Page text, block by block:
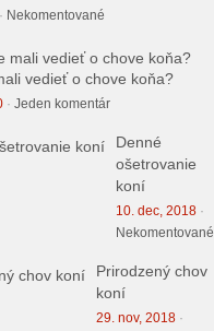
· Nekomentované
vedieť o chove koňa?
· Jeden komentár
Denné
ošetrovanie
koní
10. dec, 2018·
Nekomentované
Prirodzený chov
koní
29. nov, 2018·